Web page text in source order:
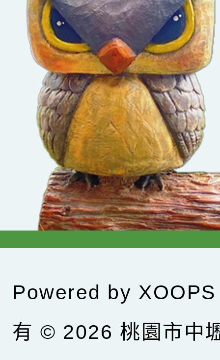
Powered by XOOPS
有 © 2026 桃園市中